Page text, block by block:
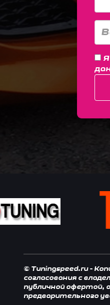
Я
© Tuningspeed.ru -
согласования с
публичной офертой,
предварительного